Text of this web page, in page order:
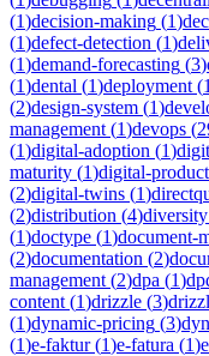
(1)decision-making (1)
(1)defect-detection (1)
(1)demand-forecasting (3)
(1)dental (1)deployment (
(2)design-system (1)
management (1)devops (
(1)digital-adoption (1)
maturity (1)digital-
(2)digital-twins (1)
(2)distribution (4)diversity
(1)doctype (1)document-
(2)documentation (2)
management (2)dpa (1)
content (1)drizzle (3)
(1)dynamic-pricing (3)
(1)e-faktur(1)e-fatura (1)